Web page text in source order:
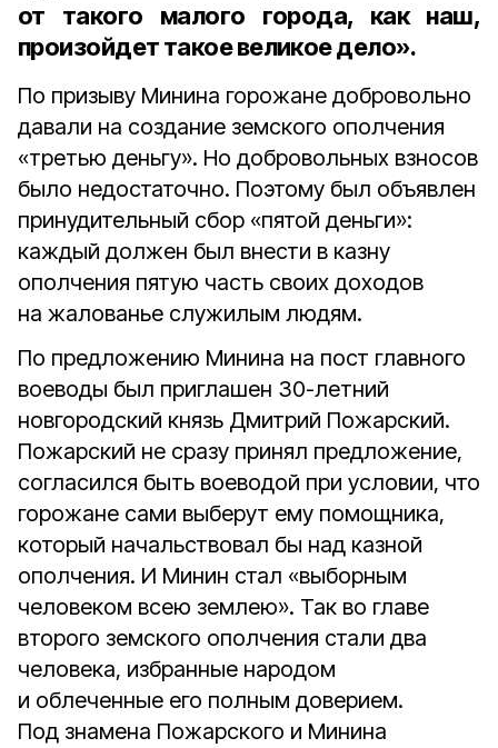
от такого малого города, как наш,
произойдет такое великое дело».
По призыву Минина горожане добровольно
давали на создание земского ополчения
«третью деньгу». Но добровольных взносов
было недостаточно. Поэтому был объявлен
принудительный сбор «пятой деньги»:
каждый должен был внести в казну
ополчения пятую часть своих доходов
на жалованье служилым людям.
По предложению Минина на пост главного
воеводы был приглашен 30-летний
новгородский князь Дмитрий Пожарский.
Пожарский не сразу принял предложение,
согласился быть воеводой при условии, что
горожане сами выберут ему помощника,
который начальствовал бы над казной
ополчения. И Минин стал «выборным
человеком всею землею». Так во главе
второго земского ополчения стали два
человека, избранные народом
и облеченные его полным доверием.
Под знамена Пожарского и Минина